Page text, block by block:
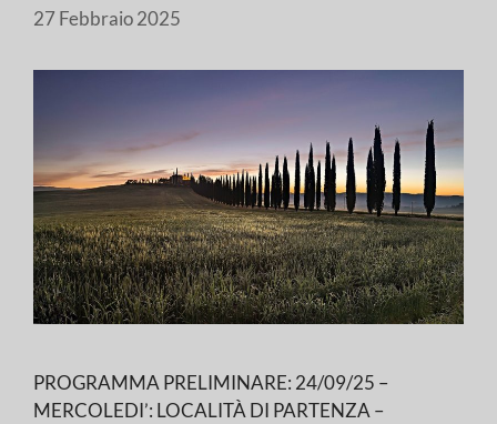
27 Febbraio 2025
PROGRAMMA PRELIMINARE: 24/09/25 –
MERCOLEDI’: LOCALITÀ DI PARTENZA –